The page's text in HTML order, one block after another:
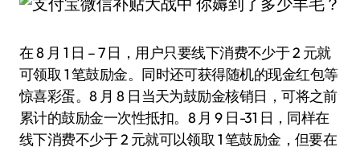
在 8 月 1 日 – 7 日，用户只要线下消费不少于 2 元就
可领取 1 笔鼓励金。同时还可获得随机的现金红包等
惊喜彩蛋。8 月 8 日当天为鼓励金核销日，可将之前
累计的鼓励金一次性抵扣。8 月 9 日-31 日，同样在
线下消费不少于 2 元就可以领取 1 笔鼓励金，但要在